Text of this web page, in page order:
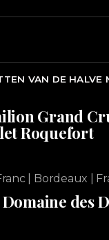
VAN DE HALVE
Grand
Roquefort
| Bordeaux |
des